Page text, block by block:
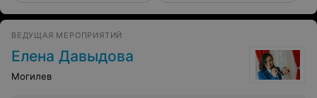
ВЕДУЩАЯ МЕРОПРИЯТИЙ
Елена Давыдова
Могилев